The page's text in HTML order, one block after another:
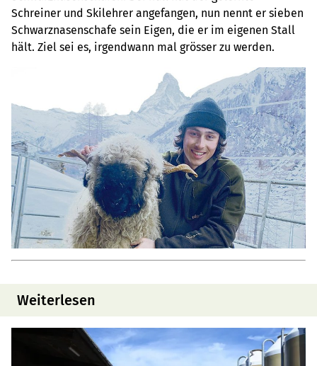
Schreiner und Skilehrer angefangen, nun nennt er sieben
Schwarznasenschafe sein Eigen, die er im eigenen Stall
hält. Ziel sei es, irgendwann mal grösser zu werden.
Weiterlesen